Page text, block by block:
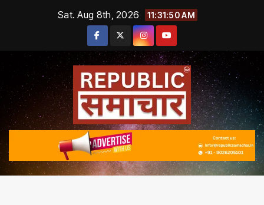
Sat. Aug 8th, 2026 11:31:50 AM